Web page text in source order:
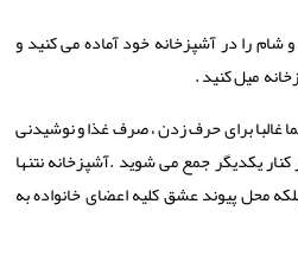
شام را در آشپزخانه خود آماده می کنید و
میل کنید .
غالبا برای حرف زدن ، صرف غذا و نوشیدنی
یکدیگر جمع می شوید .آشپزخانه نتنها
محل پیوند عشق کلیه اعضای خانواده به